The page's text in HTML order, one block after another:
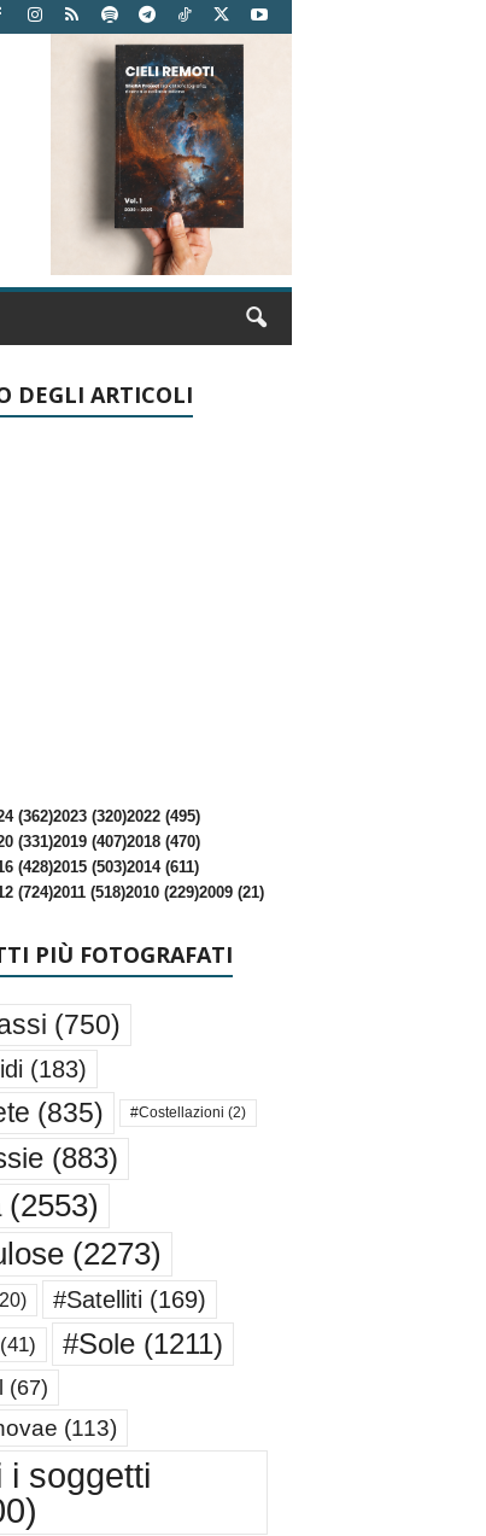
DEGLI ARTICOLI
(362)2023 (320)2022 (495)
(331)2019 (407)2018 (470)
(428)2015 (503)2014 (611)
(724)2011 (518)2010 (229)2009 (21)
PIÙ FOTOGRAFATI
(750)
(183)
(835) #Costellazioni (2)
(883)
(2553)
(2273)
#Satelliti (169)
#Sole(1211)
(67)
(113)
i soggetti